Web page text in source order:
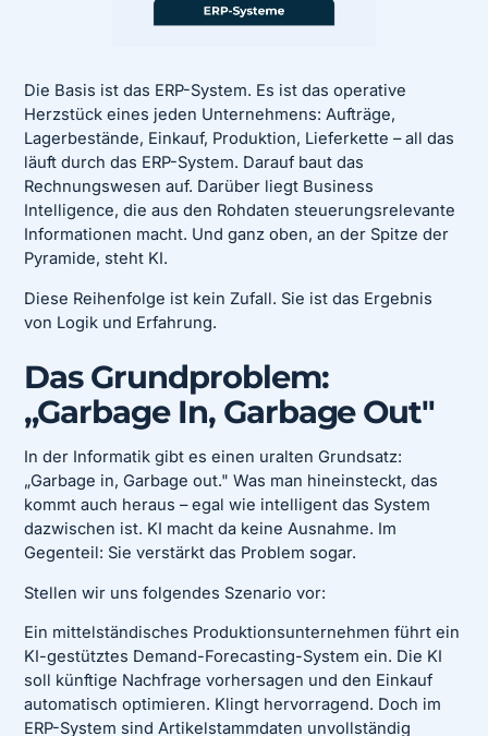
Die Basis ist das ERP-System. Es ist das operative
Herzstück eines jeden Unternehmens: Aufträge,
Lagerbestände, Einkauf, Produktion, Lieferkette – all das
läuft durch das ERP-System. Darauf baut das
Rechnungswesen auf. Darüber liegt Business
Intelligence, die aus den Rohdaten steuerungsrelevante
Informationen macht. Und ganz oben, an der Spitze der
Pyramide, steht KI.
Diese Reihenfolge ist kein Zufall. Sie ist das Ergebnis
von Logik und Erfahrung.
Das Grundproblem:
„Garbage In, Garbage Out"
In der Informatik gibt es einen uralten Grundsatz:
„Garbage in, Garbage out." Was man hineinsteckt, das
kommt auch heraus – egal wie intelligent das System
dazwischen ist. KI macht da keine Ausnahme. Im
Gegenteil: Sie verstärkt das Problem sogar.
Stellen wir uns folgendes Szenario vor:
Ein mittelständisches Produktionsunternehmen führt ein
KI-gestütztes Demand-Forecasting-System ein. Die KI
soll künftige Nachfrage vorhersagen und den Einkauf
automatisch optimieren. Klingt hervorragend. Doch im
ERP-System sind Artikelstammdaten unvollständig